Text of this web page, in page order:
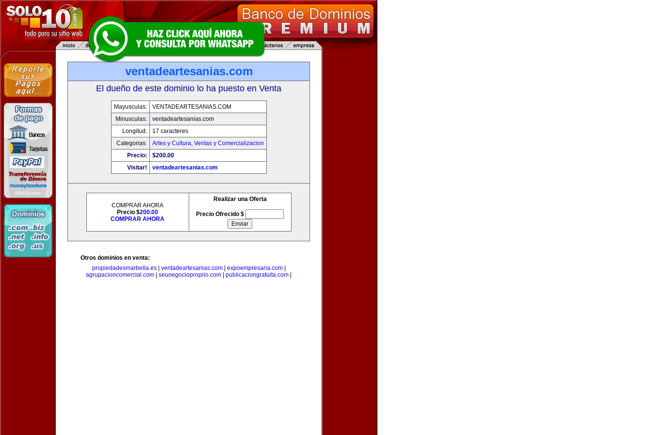
ventadeartesanias.com
El dueño de este dominio lo ha puesto en Venta
Mayusculas:
VENTADEARTESANIAS.COM
Minusculas:
ventadeartesanias.com
Longitud:
17 caracteres
Categorias:
Artes y Cultura, Ventas y Comercializacion
Precio:
$200.00
Visitar!
ventadeartesanias.com
COMPRAR AHORA
Precio $200.00
COMPRAR AHORA
Realizar una Oferta
Precio Ofrecido $
Otros dominios en venta:
propiedadesmarbella.es| ventadeartesanias.com| expoempresaria.com|
agrupacioncomercial.com
seunegocioproprio.com publicaciongratuita.com